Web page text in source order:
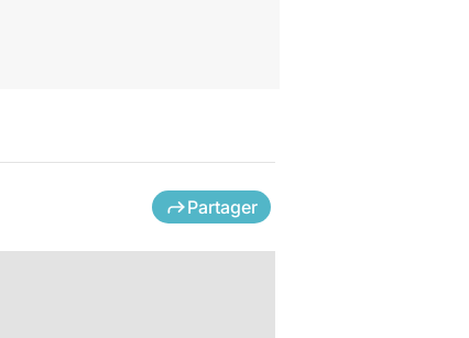
Partager